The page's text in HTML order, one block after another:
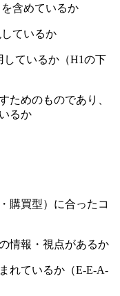
含めているか
ているか
ているか（H1の下
ためのものであり、
るか
購買型）に合ったコ
情報・視点があるか
れているか（E-E-A-